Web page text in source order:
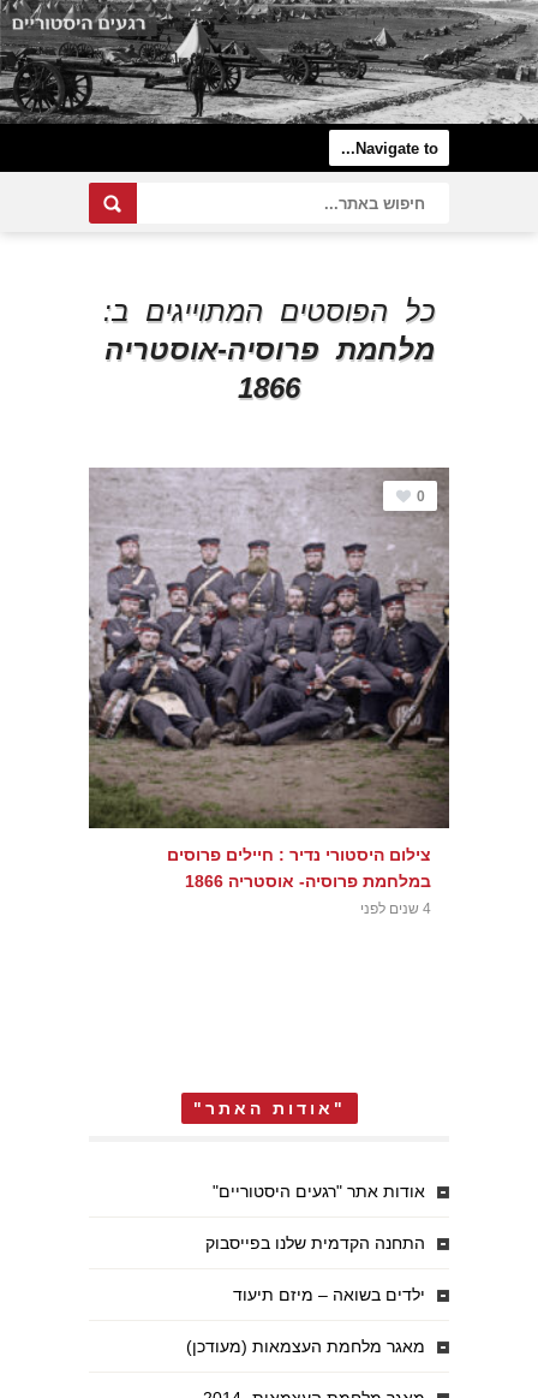
כל הפוסטים המתוייגים ב:
מלחמת פרוסיה-אוסטריה
1866
0
צילום היסטורי נדיר : חיילים פרוסים
במלחמת פרוסיה- אוסטריה 1866
4 שנים לפני
"אודות האתר"
אודות אתר "רגעים היסטוריים"
התחנה הקדמית שלנו בפייסבוק
ילדים בשואה – מיזם תיעוד
מאגר מלחמת העצמאות (מעודכן)